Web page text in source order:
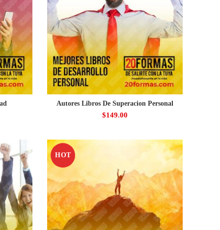
Autores Libros De Superacion Personal
$149.00
HOT